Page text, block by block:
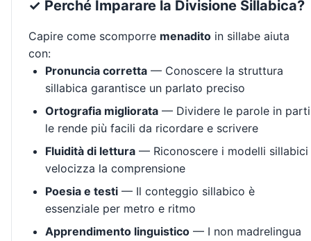
✓ Perché Imparare la Divisione Sillabica?
Capire come scomporre menadito in sillabe aiuta
con:
Pronuncia corretta — Conoscere la struttura
sillabica garantisce un parlato preciso
Ortografia migliorata — Dividere le parole in parti
le rende più facili da ricordare e scrivere
Fluidità di lettura — Riconoscere i modelli sillabici
velocizza la comprensione
Poesia e testi — Il conteggio sillabico è
essenziale per metro e ritmo
Apprendimento linguistico — I non madrelingua